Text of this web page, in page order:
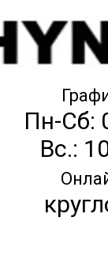
Пн-Сб:
Вс.: